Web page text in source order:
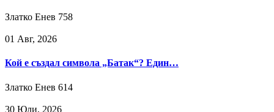
Златко Енев 758
01 Авг, 2026
Кой е създал символа „Батак“? Един…
Златко Енев 614
30 Юли, 2026